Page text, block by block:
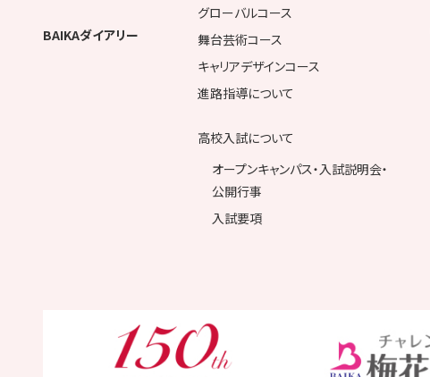
BAIKAダイアリー
グローバルコース
舞台芸術コース
キャリアデザインコース
進路指導について
高校入試について
オープンキャンパス・入試説明会・
公開行事
入試要項